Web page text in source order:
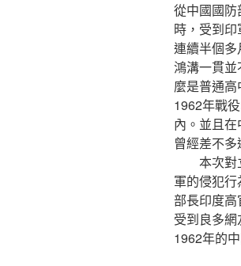
從中國國
時，受到
連續半個
鴻溝一貫
麼是普通
1962年戰
內。並且
曾經差不多
本次對
軍的侵犯
部長印度高
受到良多
1962年的